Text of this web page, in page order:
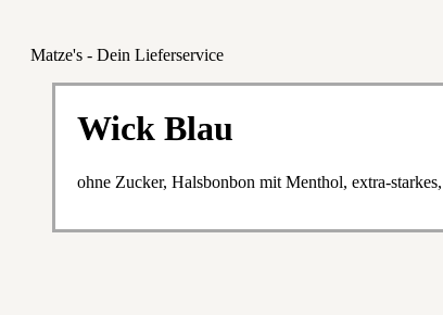
Matze's - Dein Lieferservice
Wick Blau
ohne Zucker, Halsbonbon mit Menthol, extra-